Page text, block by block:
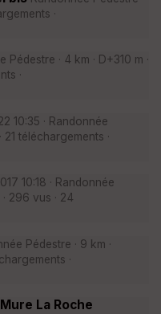
·
Pédestre · 4 km · D+310 m ·
·
10:35 · Randonnée
21 téléchargements ·
10:18 · Randonnée
· 296 vus · 24
Pédestre · 9 km ·
·
La Roche